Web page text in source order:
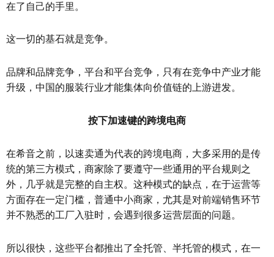
在了自己的手里。
这一切的基石就是竞争。
品牌和品牌竞争，平台和平台竞争，只有在竞争中产业才能
升级，中国的服装行业才能集体向价值链的上游进发。
按下加速键的跨境电商
在希音之前，以速卖通为代表的跨境电商，大多采用的是传
统的第三方模式，商家除了要遵守一些通用的平台规则之
外，几乎就是完整的自主权。这种模式的缺点，在于运营等
方面存在一定门槛，普通中小商家，尤其是对前端销售环节
并不熟悉的工厂入驻时，会遇到很多运营层面的问题。
所以很快，这些平台都推出了全托管、半托管的模式，在一